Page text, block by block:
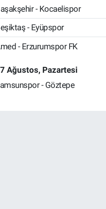
- Kocaelispor
- Eyüpspor
- Erzurumspor FK
Ağustos, Pazartesi
- Göztepe